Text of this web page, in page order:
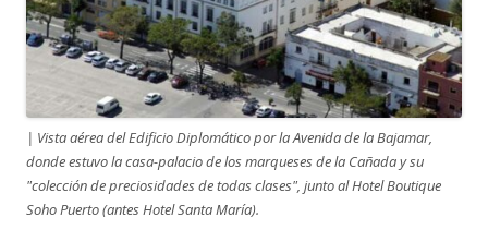
| Vista aérea del Edificio Diplomático por la Avenida de la Bajamar,
donde estuvo la casa-palacio de los marqueses de la Cañada y su
"colección de preciosidades de todas clases", junto al Hotel Boutique
Soho Puerto (antes Hotel Santa María).